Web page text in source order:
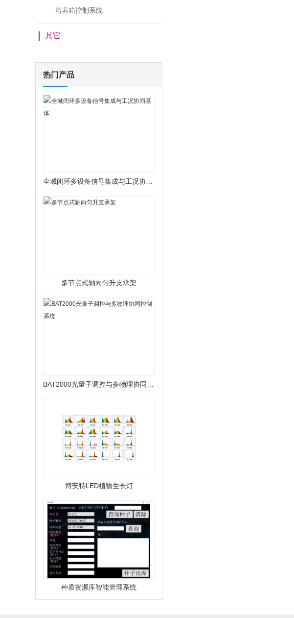
培养箱控制系统
其它
热门产品
多节点式轴向匀升支承架
博安特LED植物生长灯
种质资源库智能管理系统